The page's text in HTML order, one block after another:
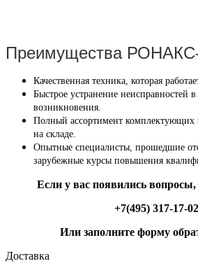
Преимущества
Качественная техника, которая
Быстрое устранение неисправностей
возникновения.
Полный ассортимент комплектующих
на складе.
Опытные специалисты, прошедшие
зарубежные курсы повышения
Если у вас появились
+7(495) 317-17-02
Или заполните форму
Доставка